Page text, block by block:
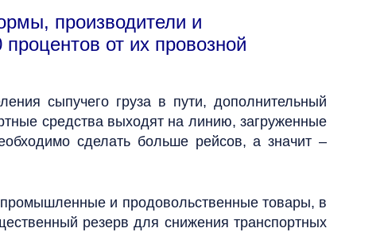
производители и
от их провозной
сыпучего груза в пути, дополнительный
средства выходят на линию, загруженные
сделать больше рейсов, а значит –
промышленные и продовольственные товары, в
резерв для снижения транспортных